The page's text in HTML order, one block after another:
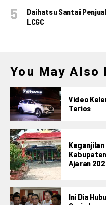
Daihatsu Santai
LCGC
You May Also
Video
Terios
Keganjilan
Ajaran
Ini Dia